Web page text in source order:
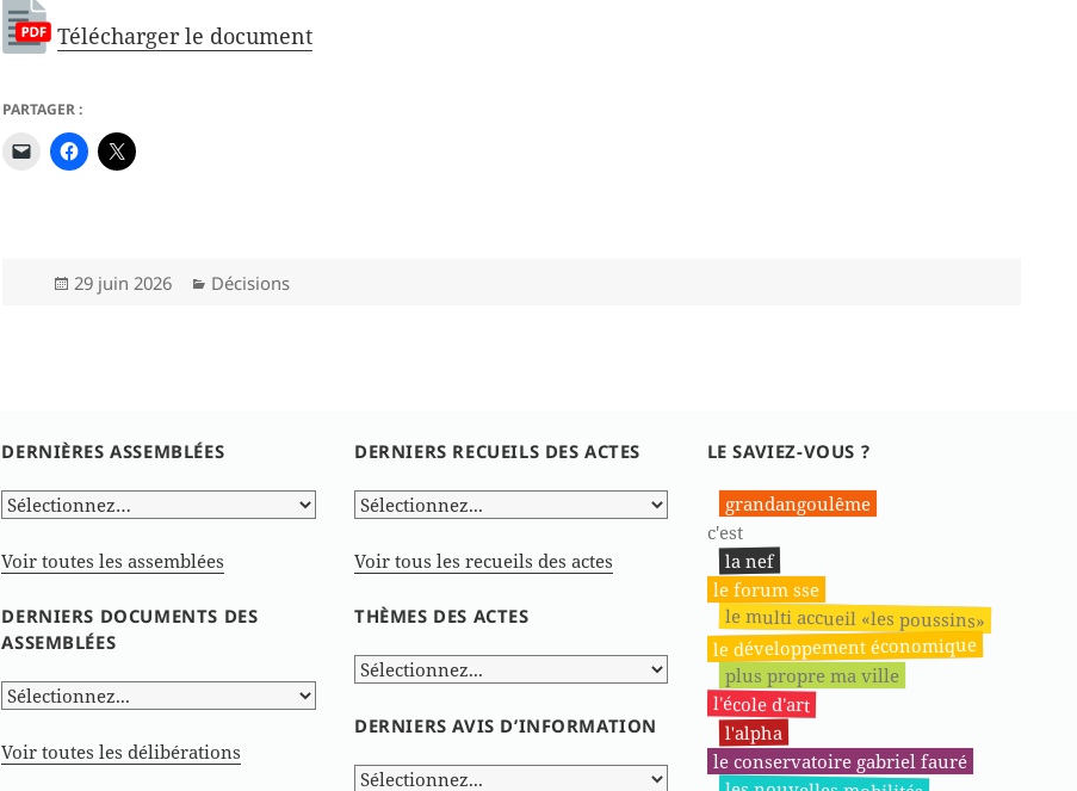
Télécharger le document
PARTAGER :
Publié
29 juin 2026 Catégories
Décisions
DERNIÈRES ASSEMBLÉES
Voir toutes les assemblées
DERNIERS DOCUMENTS DES
ASSEMBLÉES
Voir toutes les délibérations
DERNIERS RECUEILS DES ACTES
Voir tous les recueils des actes
THÈMES DES ACTES
DERNIERS AVIS D’INFORMATION
LE SAVIEZ-VOUS ?
grandangoulême
c'est
la nef
le forum sse
le multi accueil «les poussins»
le développement économique
plus propre ma ville
l'école d'art
l'alpha
le conservatoire gabriel fauré